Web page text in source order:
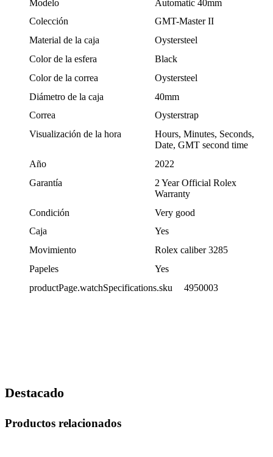
Modelo
Automatic 40mm
Colección
GMT-Master II
Material de la caja
Oystersteel
Color de la esfera
Black
Color de la correa
Oystersteel
Diámetro de la caja
40mm
Correa
Oysterstrap
Visualización de la hora
Hours, Minutes, Seconds,
Date, GMT second time
Año
2022
Garantía
2 Year Official Rolex
Warranty
Condición
Very good
Caja
Yes
Movimiento
Rolex caliber 3285
Papeles
Yes
productPage.watchSpecifications.sku
4950003
Destacado
Productos relacionados